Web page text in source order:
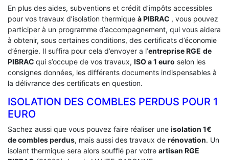
En plus des aides, subventions et crédit d’impôts accessibles
pour vos travaux d’isolation thermique à PIBRAC , vous pouvez
participer à un programme d’accompagnement, qui vous aidera
à obtenir, sous certaines conditions, des certificats d’économie
d’énergie. Il suffira pour cela d’envoyer a l’entreprise RGE de
PIBRAC qui s’occupe de vos travaux, ISO a 1 euro selon les
consignes données, les différents documents indispensables à
la délivrance des certificats en question.
ISOLATION DES COMBLES PERDUS POUR 1
EURO
Sachez aussi que vous pouvez faire réaliser une isolation 1€
de combles perdus, mais aussi des travaux de rénovation. Un
isolant thermique sera alors soufflé par votre artisan RGE